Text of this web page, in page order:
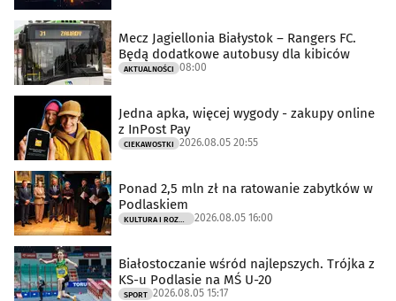
Mecz Jagiellonia Białystok – Rangers FC.
Będą dodatkowe autobusy dla kibiców
AKTUALNOŚCI 08:00
Jedna apka, więcej wygody - zakupy online
z InPost Pay
CIEKAWOSTKI 2026.08.05 20:55
Ponad 2,5 mln zł na ratowanie zabytków w
Podlaskiem
KULTURA I ROZRYWKA 2026.08.05 16:00
Białostoczanie wśród najlepszych. Trójka z
KS-u Podlasie na MŚ U-20
SPORT 2026.08.05 15:17